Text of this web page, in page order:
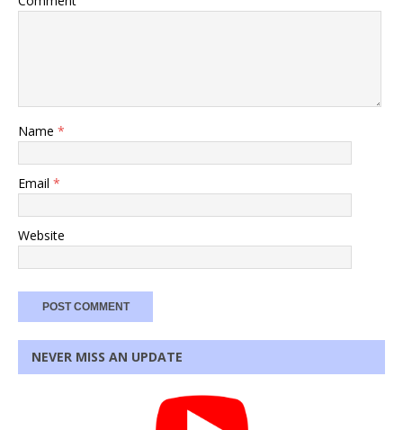
Name *
Email *
Website
NEVER MISS AN UPDATE